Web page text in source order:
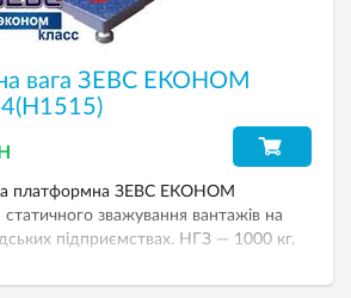
вага ЗЕВС ЕКОНОМ
платформна ЗЕВС ЕКОНОМ
зважування вантажів на
підприємствах. НГЗ — 1000 кг.